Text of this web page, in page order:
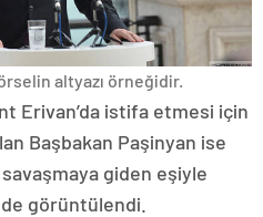
altyazı örneğidir.
Erivan’da istifa etmesi için
Başbakan Paşinyan ise
giden eşiyle
görüntülendi.